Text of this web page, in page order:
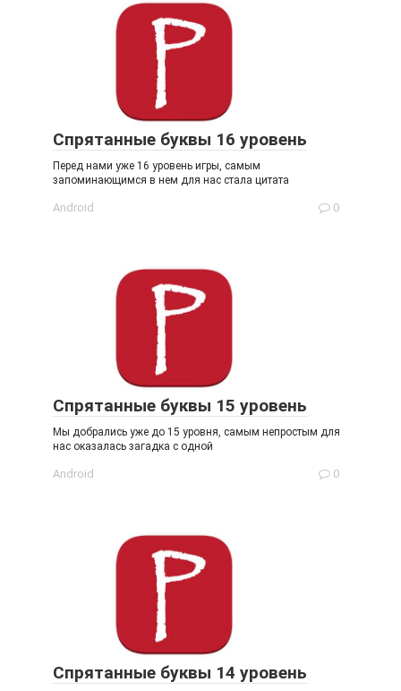
Спрятанные буквы 16 уровень
Перед нами уже 16 уровень игры, самым
запоминающимся в нем для нас стала цитата
Android 0
Спрятанные буквы 15 уровень
Мы добрались уже до 15 уровня, самым непростым для
нас оказалась загадка с одной
Android 0
Спрятанные буквы 14 уровень